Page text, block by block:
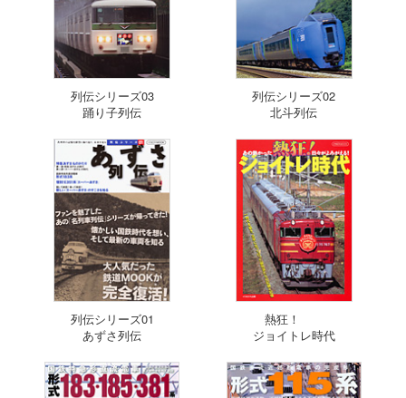
列伝シリーズ03
踊り子列伝
列伝シリーズ02
北斗列伝
列伝シリーズ01
あずさ列伝
熱狂！
ジョイトレ時代